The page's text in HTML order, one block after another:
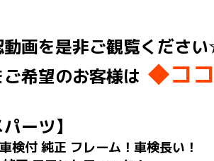
画を是非ご観覧くださ
希望のお客様は ◆コ
ーツ】
検付 純正 フレーム！車検長い！